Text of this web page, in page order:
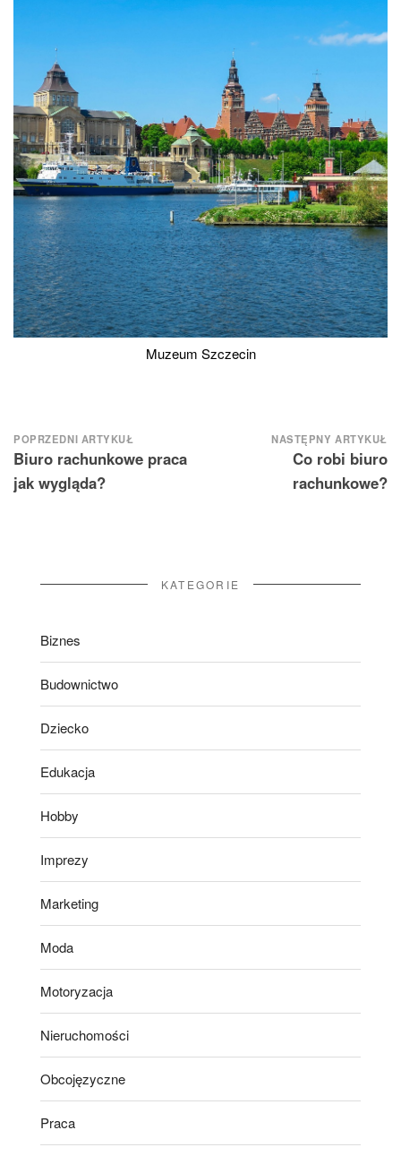
Muzeum Szczecin
Nawigacja
wpisu
POPRZEDNI ARTYKUŁ
Biuro rachunkowe praca
jak wygląda?
NASTĘPNY ARTYKUŁ
Co robi biuro
rachunkowe?
KATEGORIE
Biznes
Budownictwo
Dziecko
Edukacja
Hobby
Imprezy
Marketing
Moda
Motoryzacja
Nieruchomości
Obcojęzyczne
Praca